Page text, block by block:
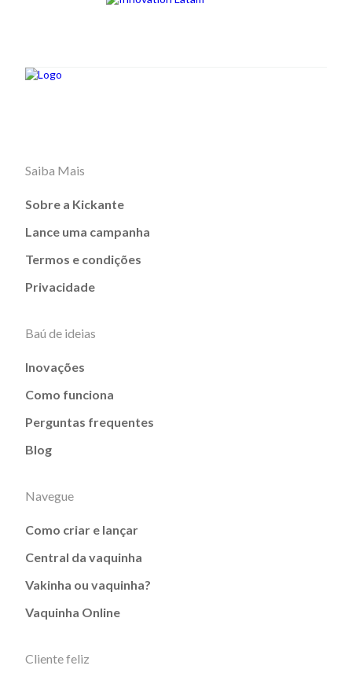
Saiba Mais
Sobre a Kickante
Lance uma campanha
Termos e condições
Privacidade
Baú de ideias
Inovações
Como funciona
Perguntas frequentes
Blog
Navegue
Como criar e lançar
Central da vaquinha
Vakinha ou vaquinha?
Vaquinha Online
Cliente feliz